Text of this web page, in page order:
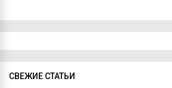
СВЕЖИЕ СТАТЬИ